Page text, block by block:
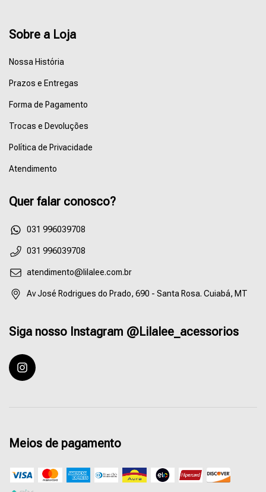
Sobre a Loja
Nossa História
Prazos e Entregas
Forma de Pagamento
Trocas e Devoluções
Política de Privacidade
Atendimento
Quer falar conosco?
55031996039708
031 996039708
atendimento@lilalee.com.br
Av José Rodrigues do Prado, 690 - Santa Rosa. Cuiabá, MT
Siga nosso Instagram @Lilalee_acessorios
Meios de pagamento